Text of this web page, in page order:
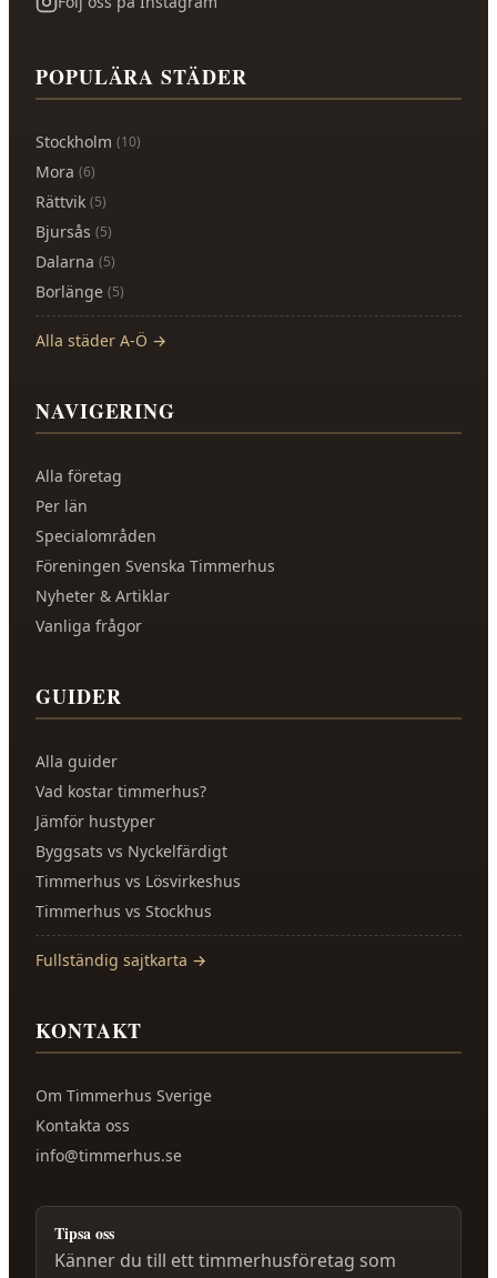
POPULÄRA STÄDER
Stockholm (10)
Mora (6)
Rättvik (5)
Bjursås (5)
Dalarna (5)
Borlänge (5)
Alla städer A-Ö →
NAVIGERING
Alla företag
Per län
Specialområden
Föreningen Svenska Timmerhus
Nyheter & Artiklar
Vanliga frågor
GUIDER
Alla guider
Vad kostar timmerhus?
Jämför hustyper
Byggsats vs Nyckelfärdigt
Timmerhus vs Lösvirkeshus
Timmerhus vs Stockhus
Fullständig sajtkarta →
KONTAKT
Om Timmerhus Sverige
Kontakta oss
info@timmerhus.se
Tipsa oss
Känner du till ett timmerhusföretag som